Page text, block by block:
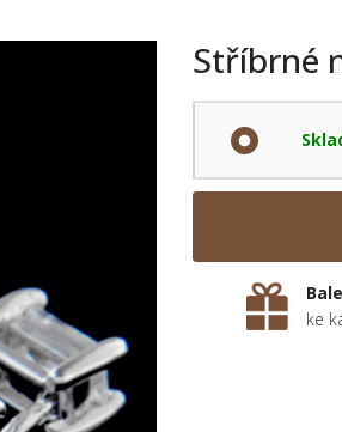
Stříbrné
ke